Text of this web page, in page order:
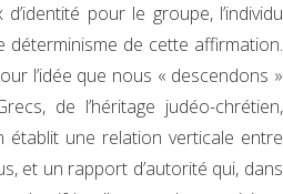
pour le groupe, l’individu
déterminisme de cette affirmation.
l’idée que nous « descendons »
de l’héritage judéo-chrétien,
établit une relation verticale entre
et un rapport d’autorité qui, dans